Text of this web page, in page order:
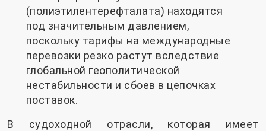
(полиэтилентерефталата) находятся
под значительным давлением,
поскольку тарифы на международные
перевозки резко растут вследствие
глобальной геополитической
нестабильности и сбоев в цепочках
поставок.
В судоходной отрасли, которая имеет